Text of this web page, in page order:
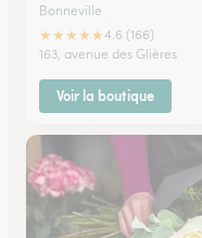
Bonneville
★★★★★4.6 (166)
163, avenue des Glières
Voir la boutique